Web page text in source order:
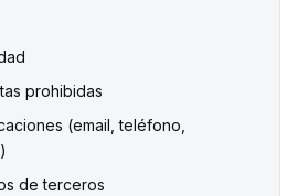
prohibidas
(email, teléfono,
de terceros